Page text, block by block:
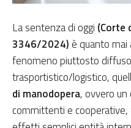
La sentenza di oggi (Corte
3346/2024) è quanto mai
fenomeno piuttosto
trasportistico/logistico,
di manodopera, ovvero
committenti e cooperative,